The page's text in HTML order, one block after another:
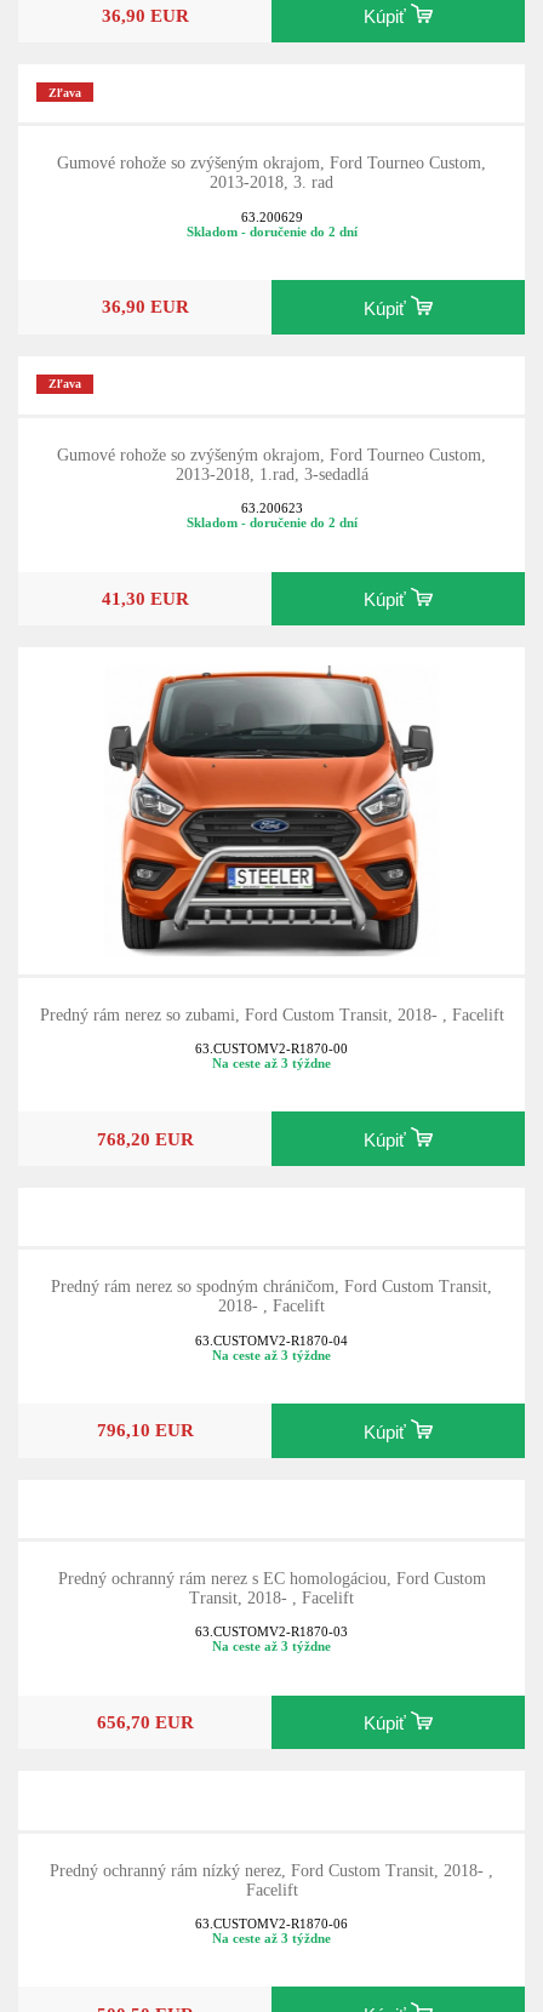
36,90 EUR Kúpiť
Zľava
Gumové rohože so zvýšeným okrajom, Ford Tourneo Custom,
2013-2018, 3. rad
63.200629
Skladom - doručenie do 2 dní
36,90 EUR Kúpiť
Zľava
Gumové rohože so zvýšeným okrajom, Ford Tourneo Custom,
2013-2018, 1.rad, 3-sedadlá
63.200623
Skladom - doručenie do 2 dní
41,30 EUR Kúpiť
Predný rám nerez so zubami, Ford Custom Transit, 2018- , Facelift
63.CUSTOMV2-R1870-00
Na ceste až 3 týždne
768,20 EUR Kúpiť
Predný rám nerez so spodným chráničom, Ford Custom Transit,
2018- , Facelift
63.CUSTOMV2-R1870-04
Na ceste až 3 týždne
796,10 EUR Kúpiť
Predný ochranný rám nerez s EC homologáciou, Ford Custom
Transit, 2018- , Facelift
63.CUSTOMV2-R1870-03
Na ceste až 3 týždne
656,70 EUR Kúpiť
Predný ochranný rám nízký nerez, Ford Custom Transit, 2018- ,
Facelift
63.CUSTOMV2-R1870-06
Na ceste až 3 týždne